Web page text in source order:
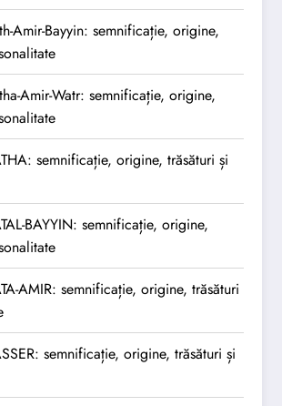
Amir-Bayyin: semnificație, origine,
Amir-Watr: semnificație, origine,
semnificație, origine, trăsături și
BAYYIN: semnificație, origine,
AMIR: semnificație, origine, trăsături
semnificație, origine, trăsături și